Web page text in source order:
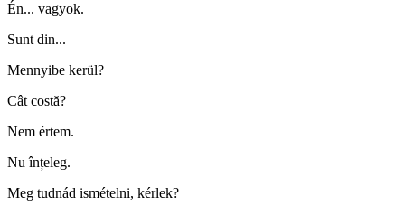
Én... vagyok.
Sunt din...
Mennyibe kerül?
Cât costă?
Nem értem.
Nu înțeleg.
Meg tudnád ismételni, kérlek?